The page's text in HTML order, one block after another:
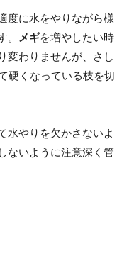
度に水をやりながら様
。 メギを増やしたい時
変わりませんが、さし
硬くなっている枝を切
水やりを欠かさないよ
ないように注意深く管